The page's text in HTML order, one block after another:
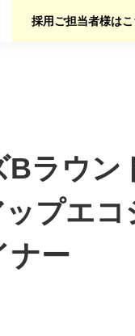
採用ご担当者様は
ラウン
プエコ
ナー